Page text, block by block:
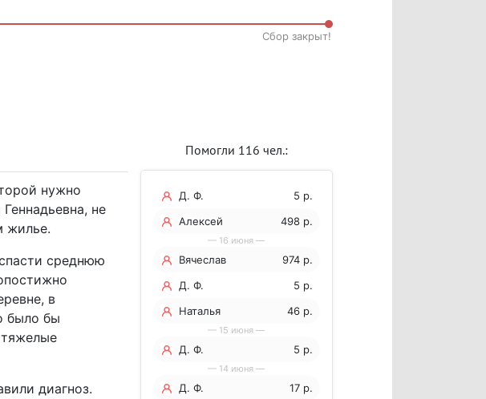
Cбор закрыт!
нужно
не
жилье.
среднюю
в
было бы
диагноз.
Помогли 116 чел.:
Д. Ф.
5 р.
Алексей
498 р.
— 16 июня —
Вячеслав
974 р.
Д. Ф.
5 р.
Наталья
46 р.
— 15 июня —
Д. Ф. 5 р.
— 14 июня —
Д. Ф.
17 р.